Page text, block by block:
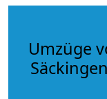
Umzüge